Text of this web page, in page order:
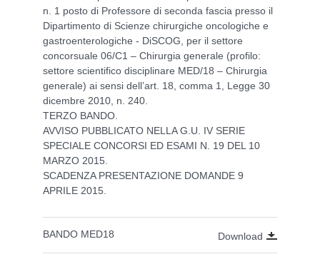
n. 1 posto di Professore di seconda fascia presso il
Dipartimento di Scienze chirurgiche oncologiche e
gastroenterologiche - DiSCOG, per il settore
concorsuale 06/C1 – Chirurgia generale (profilo:
settore scientifico disciplinare MED/18 – Chirurgia
generale) ai sensi dell’art. 18, comma 1, Legge 30
dicembre 2010, n. 240.
TERZO BANDO.
AVVISO PUBBLICATO NELLA G.U. IV SERIE
SPECIALE CONCORSI ED ESAMI N. 19 DEL 10
MARZO 2015.
SCADENZA PRESENTAZIONE DOMANDE 9
APRILE 2015.
BANDO MED18 Download